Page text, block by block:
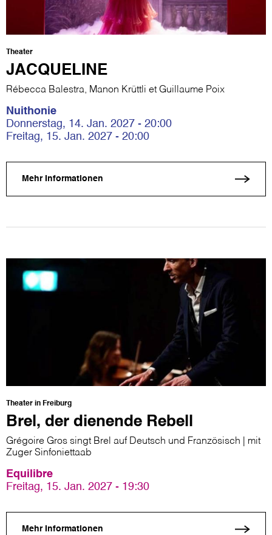
Theater
JACQUELINE
Rébecca Balestra, Manon Krüttli et Guillaume Poix
Nuithonie
Donnerstag, 14. Jan. 2027 - 20:00
Freitag, 15. Jan. 2027 - 20:00
Mehr Informationen
Theater in Freiburg
Brel, der dienende Rebell
Grégoire Gros singt Brel auf Deutsch und Französisch | mit
Zuger Sinfoniettaab
Equilibre
Freitag, 15. Jan. 2027 - 19:30
Mehr Informationen